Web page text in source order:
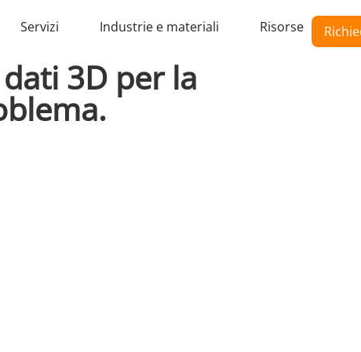
Servizi Industrie e materiali Risorse
3D per la